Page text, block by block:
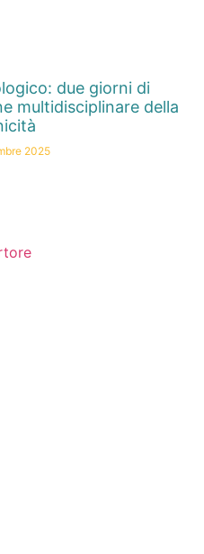
due giorni di
multidisciplinare della
2025